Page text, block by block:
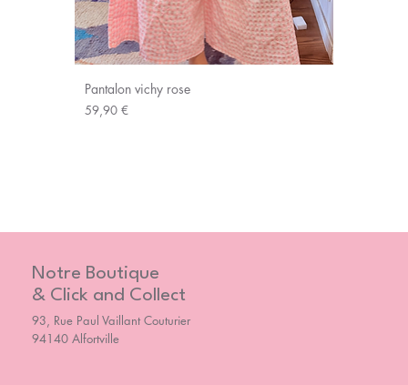
Pantalon vichy rose
Prix
59,90 €
Notre Boutique
& Click and Collect
93, Rue Paul Vaillant Couturier
94140 Alfortville